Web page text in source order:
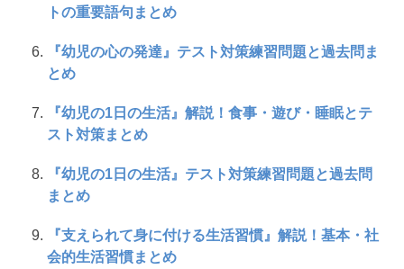
トの重要語句まとめ
『幼児の心の発達』テスト対策練習問題と過去問ま
とめ
『幼児の1日の生活』解説！食事・遊び・睡眠とテ
スト対策まとめ
『幼児の1日の生活』テスト対策練習問題と過去問
まとめ
『支えられて身に付ける生活習慣』解説！基本・社
会的生活習慣まとめ